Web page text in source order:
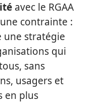
avec le RGAA
contrainte :
une stratégie
qui
sans
usagers et
en plus